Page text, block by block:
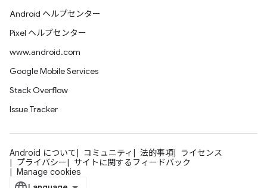
Android ヘルプセンター
Pixel ヘルプセンター
www.android.com
Google Mobile Services
Stack Overflow
Issue Tracker
Android について コミュニティ 法的事項
ライセンス
プライバシー
サイトに関するフィードバック
Manage cookies